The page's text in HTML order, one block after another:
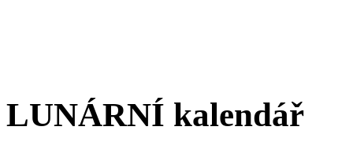
LUNÁRNÍ kalendář